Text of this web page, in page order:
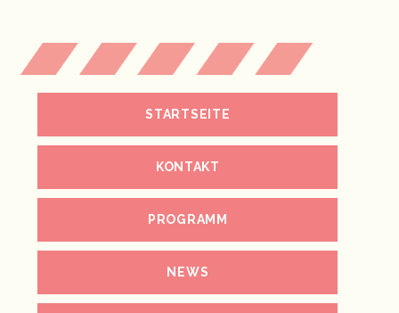
STARTSEITE
KONTAKT
PROGRAMM
NEWS